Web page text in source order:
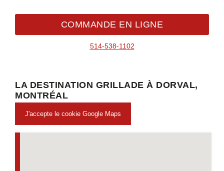
COMMANDE EN LIGNE
514-538-1102
LA DESTINATION GRILLADE À DORVAL,
MONTRÉAL
J'accepte le cookie Google Maps